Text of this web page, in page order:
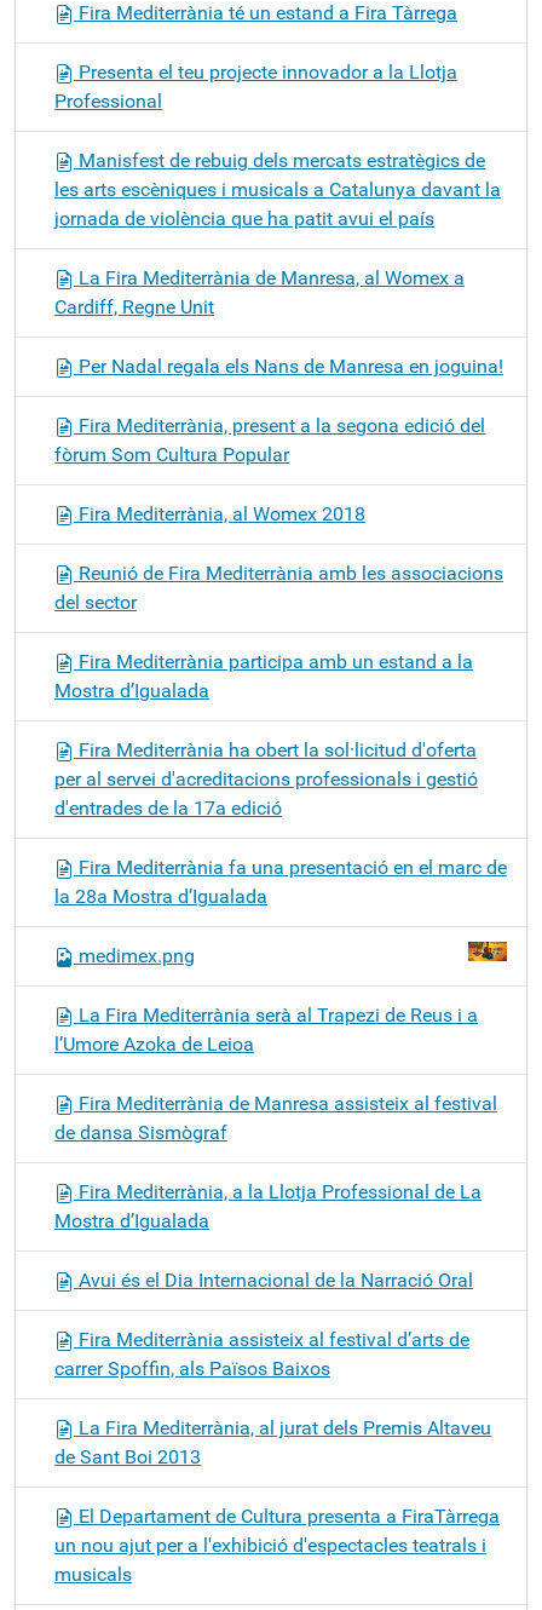
Fira Mediterrània té un estand a Fira Tàrrega
Presenta el teu projecte innovador a la Llotja
Professional
Manisfest de rebuig dels mercats estratègics de
les arts escèniques i musicals a Catalunya davant la
jornada de violència que ha patit avui el país
La Fira Mediterrània de Manresa, al Womex a
Cardiff, Regne Unit
Per Nadal regala els Nans de Manresa en joguina!
Fira Mediterrània, present a la segona edició del
fòrum Som Cultura Popular
Fira Mediterrània, al Womex 2018
Reunió de Fira Mediterrània amb les associacions
del sector
Fira Mediterrània participa amb un estand a la
Mostra d’Igualada
Fira Mediterrània ha obert la sol·licitud d'oferta
per al servei d'acreditacions professionals i gestió
d'entrades de la 17a edició
Fira Mediterrània fa una presentació en el marc de
la 28a Mostra d’Igualada
medimex.png
La Fira Mediterrània serà al Trapezi de Reus i a
l’Umore Azoka de Leioa
Fira Mediterrània de Manresa assisteix al festival
de dansa Sismògraf
Fira Mediterrània, a la Llotja Professional de La
Mostra d’Igualada
Avui és el Dia Internacional de la Narració Oral
Fira Mediterrània assisteix al festival d’arts de
carrer Spoffin, als Països Baixos
La Fira Mediterrània, al jurat dels Premis Altaveu
de Sant Boi 2013
El Departament de Cultura presenta a FiraTàrrega
un nou ajut per a l'exhibició d'espectacles teatrals i
musicals